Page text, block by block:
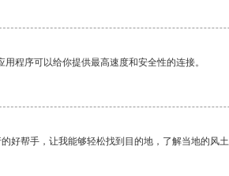
用程序可以给你提供最高速度和安全性的连接。
好帮手，让我能够轻松找到目的地，了解当地的风土